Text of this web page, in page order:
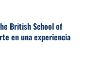
British School of
en una experiencia